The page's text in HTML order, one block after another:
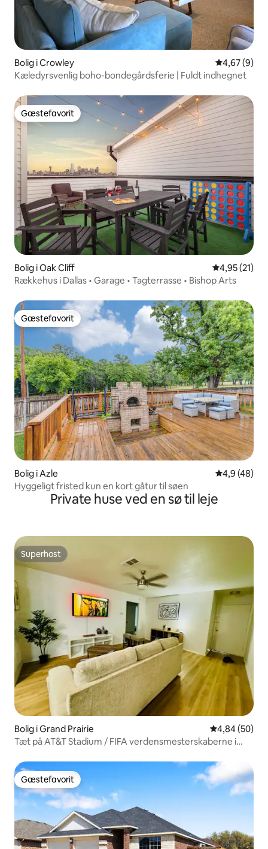
Bolig i Crowley 4,67 ud af 5
4,67 (9)
Kæledyrsvenlig boho-bondegårdsferie | Fuldt indhegnet
Gæstefavorit
Gæstefavorit
Bolig i Oak Cliff 4,95 ud af 5
4,95 (21)
Rækkehus i Dallas • Garage • Tagterrasse • Bishop Arts
Gæstefavorit
Gæstefavorit
Bolig i Azle 4,9 ud af 5 i
4,9 (48)
Hyggeligt fristed kun en kort gåtur til søen
Private huse ved en sø til leje
Superhost
Superhost
Bolig i Grand Prairie 4,84 ud af 5 i
4,84 (50)
Tæt på AT&T Stadium / FIFA verdensmesterskaberne i
Gæstefavorit
Gæstefavorit